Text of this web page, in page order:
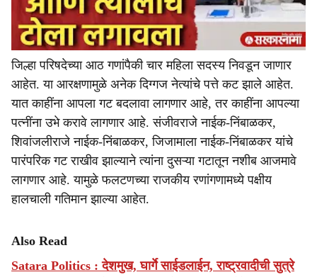
जिल्हा परिषदेच्या आठ गणांपैकी चार महिला सदस्य निवडून जाणार
आहेत. या आरक्षणामुळे अनेक दिग्गज नेत्यांचे पत्ते कट झाले आहेत.
यात काहींना आपला गट बदलावा लागणार आहे, तर काहींना आपल्या
पत्नींना उभे करावे लागणार आहे. संजीवराजे नाईक-निंबाळकर,
शिवांजलीराजे नाईक-निंबाळकर, जिजामाला नाईक-निंबाळकर यांचे
पारंपरिक गट राखीव झाल्याने त्यांना दुसऱ्या गटातून नशीब आजमावे
लागणार आहे. यामुळे फलटणच्या राजकीय रणांगणामध्ये पक्षीय
हालचाली गतिमान झाल्या आहेत.
Also Read
Satara Politics : देशमुख, घार्गे साईडलाईन, राष्ट्रवादीची सुत्रे